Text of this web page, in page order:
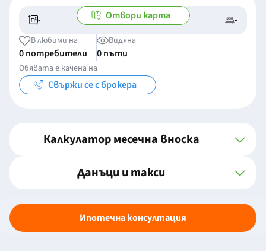
- -/- -
Отвори карта
В любими на
0 потребители
Видяна
0 пъти
Обявата е качена на
Свържи се с брокера
Калкулатор месечна вноска
Данъци и такси
Ипотечна консултация